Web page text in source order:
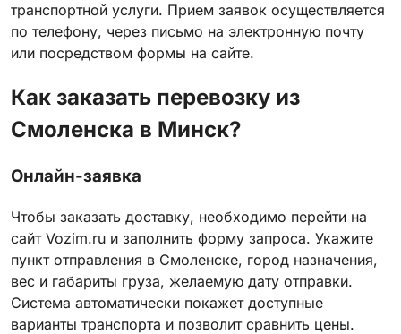
транспортной услуги. Прием заявок осуществляется
по телефону, через письмо на электронную почту
или посредством формы на сайте.
Как заказать перевозку из
Смоленска в Минск?
Онлайн-заявка
Чтобы заказать доставку, необходимо перейти на
сайт Vozim.ru и заполнить форму запроса. Укажите
пункт отправления в Смоленске, город назначения,
вес и габариты груза, желаемую дату отправки.
Система автоматически покажет доступные
варианты транспорта и позволит сравнить цены.